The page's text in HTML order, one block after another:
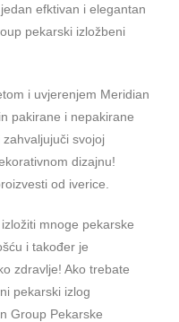
efktivan i elegantan
pekarski izložbeni
i uvjerenjem Meridian
pakirane i nepakirane
svojoj
dizajnu!
od iverice.
mnoge pekarske
i također je
zdravlje! Ako trebate
pekarski izlog
Group Pekarske